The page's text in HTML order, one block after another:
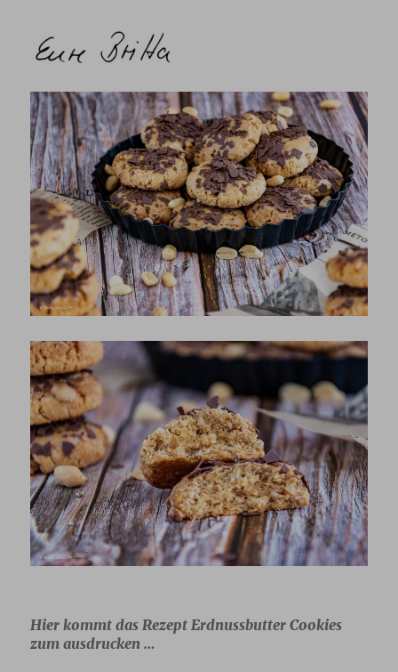
Hier kommt das Rezept Erdnussbutter Cookies
zum ausdrucken …